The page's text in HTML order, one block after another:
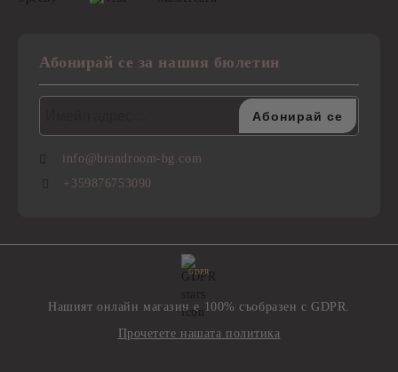
Абонирай се за нашия бюлетин
info@brandroom-bg.com
+359876753090
GDPR
Нашият онлайн магазин е 100% съобразен с GDPR.
Прочетете нашата политика